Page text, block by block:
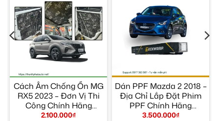
Cách Âm Chống Ồn MG
RX5 2023 – Đơn Vị Thi
Công Chính Hãng
TPHCM
2.100.000₫
Dán PPF Mazda 2 2018 –
Địa Chỉ Lắp Đặt Phim
PPF Chính Hãng
TPHCM
3.500.000₫